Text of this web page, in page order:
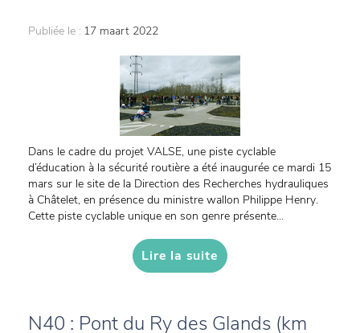
Publiée le : 17 maart 2022
Dans le cadre du projet VALSE, une piste cyclable
d’éducation à la sécurité routière a été inaugurée ce mardi 15
mars sur le site de la Direction des Recherches hydrauliques
à Châtelet, en présence du ministre wallon Philippe Henry.
Cette piste cyclable unique en son genre présente...
Lire la suite
N40 : Pont du Ry des Glands (km